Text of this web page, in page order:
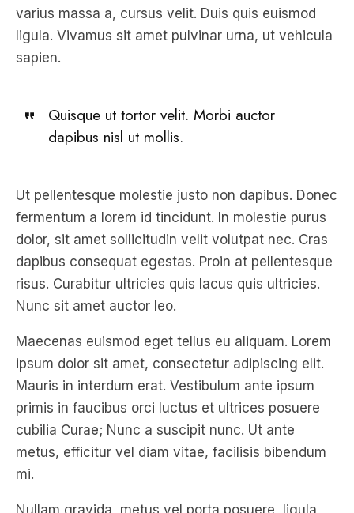
varius massa a, cursus velit. Duis quis euismod
ligula. Vivamus sit amet pulvinar urna, ut vehicula
sapien.
Quisque ut tortor velit. Morbi auctor
dapibus nisl ut mollis.
Ut pellentesque molestie justo non dapibus. Donec
fermentum a lorem id tincidunt. In molestie purus
dolor, sit amet sollicitudin velit volutpat nec. Cras
dapibus consequat egestas. Proin at pellentesque
risus. Curabitur ultricies quis lacus quis ultricies.
Nunc sit amet auctor leo.
Maecenas euismod eget tellus eu aliquam. Lorem
ipsum dolor sit amet, consectetur adipiscing elit.
Mauris in interdum erat. Vestibulum ante ipsum
primis in faucibus orci luctus et ultrices posuere
cubilia Curae; Nunc a suscipit nunc. Ut ante
metus, efficitur vel diam vitae, facilisis bibendum
mi.
Nullam gravida, metus vel porta posuere, ligula